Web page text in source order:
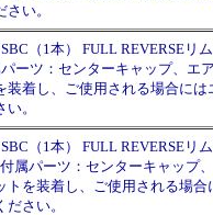
い。
（1本） FULL REVERSEリム
ーツ：センターキャップ、
装着し、ご使用される場合に
。
（1本） FULL REVERSEリム
属パーツ：センターキャッ
を装着し、ご使用される場合
さい。